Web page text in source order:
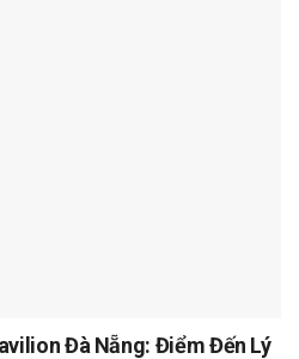
Đà Nẵng: Điểm Đến Lý